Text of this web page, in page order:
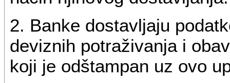
2. Banke dostavljaju
deviznih potraživanja i
koji je odštampan uz ovo